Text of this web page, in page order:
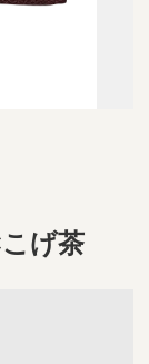
げ茶